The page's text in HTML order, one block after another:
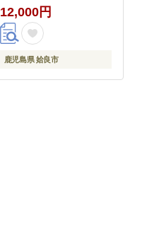
12,000円
鹿児島県 姶良市